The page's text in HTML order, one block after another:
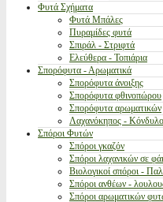
Φυτά Σχήματα
Φυτά Μπάλες
Πυραμίδες φυτά
Σπιράλ - Στριφτά
Ελεύθερα - Τοπιάρια
Σπορόφυτα - Αρωματικά
Σπορόφυτα άνοιξης
Σπορόφυτα φθινοπώρου
Σπορόφυτα αρωματικών
Λαχανόκηπος -
Σπόροι Φυτών
Σπόροι γκαζόν
Σπόροι λαχανικών σε
Βιολογικοί σπόροι -
Σπόροι ανθέων -
Σπόροι αρωματικών